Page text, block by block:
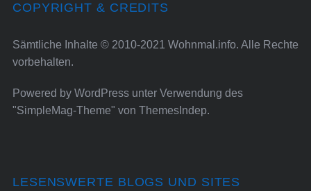
COPYRIGHT & CREDITS
Sämtliche Inhalte © 2010-2021 Wohnmal.info. Alle Rechte
vorbehalten.
Powered by WordPressunter Verwendung des
"SimpleMag-Theme" von ThemesIndep.
LESENSWERTE BLOGS UND SITES